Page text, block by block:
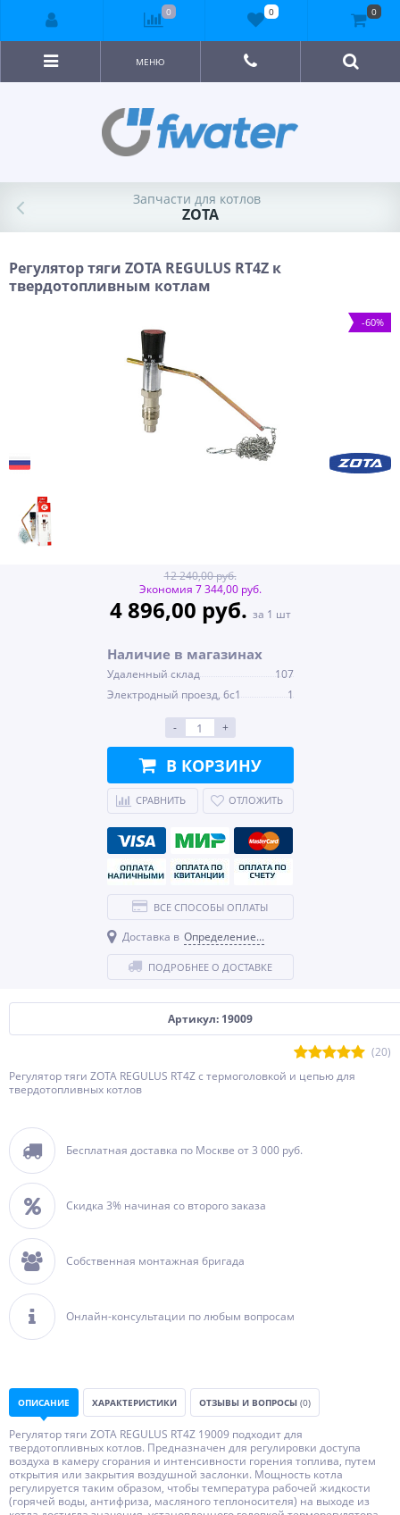
МЕНЮ
Запчасти для котлов
ZOTA
Регулятор тяги ZOTA REGULUS RT4Z к
твердотопливным котлам
-60%
Артикул: 19009
(20)
Регулятор тяги ZOTA REGULUS RT4Z с термоголовкой и цепью для
твердотопливных котлов
Бесплатная доставка по Москве от 3 000 руб.
Скидка 3% начиная со второго заказа
Собственная монтажная бригада
Онлайн-консультации по любым вопросам
12 240,00 руб.
Экономия 7 344,00 руб.
4 896,00 руб. за 1 шт
Наличие в магазинах
Удаленный склад
107
Электродный проезд, 6с1
1
- +
В КОРЗИНУ
СРАВНИТЬ ОТЛОЖИТЬ
ВСЕ СПОСОБЫ ОПЛАТЫ
Доставка в Определение...
ПОДРОБНЕЕ О ДОСТАВКЕ
ОПИСАНИЕ ХАРАКТЕРИСТИКИ ОТЗЫВЫ И ВОПРОСЫ (0)
Регулятор тяги ZOTA REGULUS RT4Z 19009 подходит для
твердотопливных котлов. Предназначен для регулировки доступа
воздуха в камеру сгорания и интенсивности горения топлива, путем
открытия или закрытия воздушной заслонки. Мощность котла
регулируется таким образом, чтобы температура рабочей жидкости
(горячей воды, антифриза, масляного теплоносителя) на выходе из
0 0 0